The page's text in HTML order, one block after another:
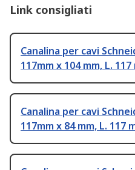
Link consigliati
Canalina per cavi
117mm x 104 mm, L. 117
Canalina per cavi
117mm x 84 mm, L. 117